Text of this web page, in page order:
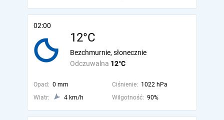
02:00
12°C
Odczuwalna 12°C
Bezchmurnie, słonecznie
Opad: 0 mm Ciśnienie: 1022 hPa
Wiatr:
4 km/h Wilgotność: 90%